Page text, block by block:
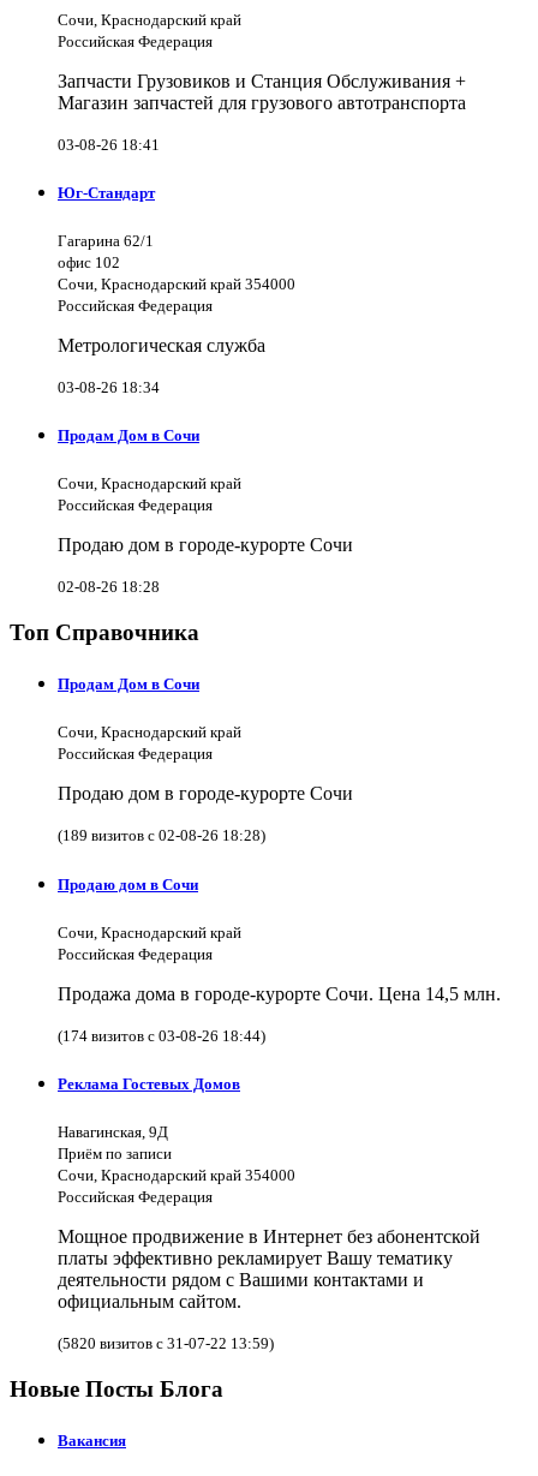
Сочи, Краснодарский край
Российская Федерация
Запчасти Грузовиков и Станция Обслуживания +
Магазин запчастей для грузового автотранспорта
03-08-26 18:41
Юг-Стандарт
Гагарина 62/1
офис 102
Сочи, Краснодарский край 354000
Российская Федерация
Метрологическая служба
03-08-26 18:34
Продам Дом в Сочи
Сочи, Краснодарский край
Российская Федерация
Продаю дом в городе-курорте Сочи
02-08-26 18:28
Топ Справочника
Продам Дом в Сочи
Сочи, Краснодарский край
Российская Федерация
Продаю дом в городе-курорте Сочи
(189 визитов с 02-08-26 18:28)
Продаю дом в Сочи
Сочи, Краснодарский край
Российская Федерация
Продажа дома в городе-курорте Сочи. Цена 14,5 млн.
(174 визитов с 03-08-26 18:44)
Реклама Гостевых Домов
Навагинская, 9Д
Приём по записи
Сочи, Краснодарский край 354000
Российская Федерация
Мощное продвижение в Интернет без абонентской
платы эффективно рекламирует Вашу тематику
деятельности рядом с Вашими контактами и
официальным сайтом.
(5820 визитов с 31-07-22 13:59)
Новые Посты Блога
Вакансия